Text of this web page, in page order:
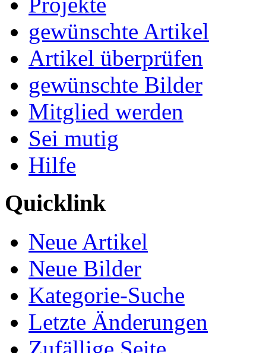
gewünschte Artikel
Artikel überprüfen
gewünschte Bilder
Mitglied werden
Sei mutig
Hilfe
Quicklink
Neue Artikel
Neue Bilder
Kategorie-Suche
Letzte Änderungen